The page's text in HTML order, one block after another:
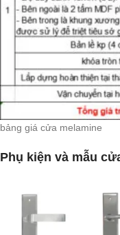
bảng giá cửa melamine
Phụ kiện và mẫu